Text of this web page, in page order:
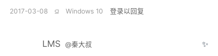
2017-03-08 ⫑ Windows 10 登录以回复
LMS @秦大叔 ✨